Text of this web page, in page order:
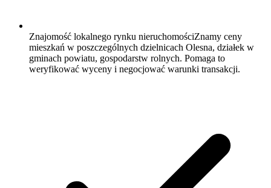
Znajomość lokalnego rynku nieruchomościZnamy ceny
mieszkań w poszczególnych dzielnicach Olesna, działek w
gminach powiatu, gospodarstw rolnych. Pomaga to
weryfikować wyceny i negocjować warunki transakcji.